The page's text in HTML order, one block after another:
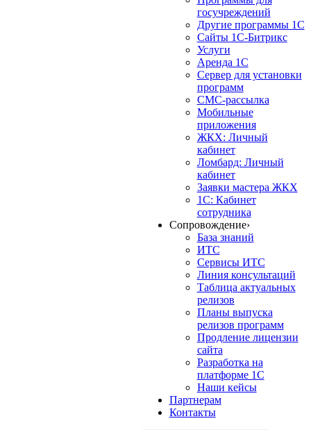
госучреждений
Другие программы 1С
Сайты 1С-Битрикс
Услуги
Аренда 1С
Сервер для установки
программ
СМС-рассылка
Мобильные
приложения
ЖКХ: Личный
кабинет
Ломбард: Личный
кабинет
Заявки мастера ЖКХ
1С: Кабинет
сотрудника
Сопровождение›
База знаний
ИТС
Сервисы ИТС
Линия консультаций
Таблица актуальных
релизов
Планы выпуска
релизов программ
Продление лицензии
сайта
Разработка на
платформе 1С
Наши кейсы
Партнерам
Контакты